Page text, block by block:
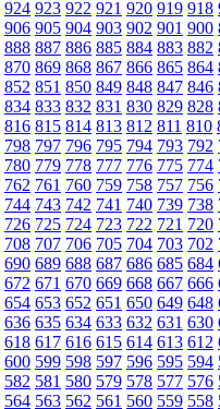
924 923 922 921 920 919 918
906 905 904 903 902 901 900
888 887 886 885 884 883 882
870 869 868 867 866 865 864
852 851 850 849 848 847 846
834 833 832 831 830 829 828
816 815 814 813 812 811 810
798 797 796 795 794 793 792
780 779 778 777 776 775 774
762 761 760 759 758 757 756
744 743 742 741 740 739 738
726 725 724 723 722 721 720
708 707 706 705 704 703 702
690 689 688 687 686 685 684
672 671 670 669 668 667 666
654 653 652 651 650 649 648
636 635 634 633 632 631 630
618 617 616 615 614 613 612
600 599 598 597 596 595 594
582 581 580 579 578 577 576
564 563 562 561 560 559 558